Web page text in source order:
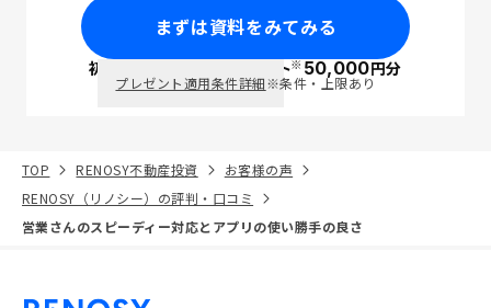
まずは資料をみてみる
初回面談で ポイント※50,000円分
プレゼント適用条件詳細※条件・上限あり
TOP RENOSY不動産投資
お客様の声
RENOSY（リノシー）の評判・口コミ
営業さんのスピーディー対応とアプリの使い勝手の良さ